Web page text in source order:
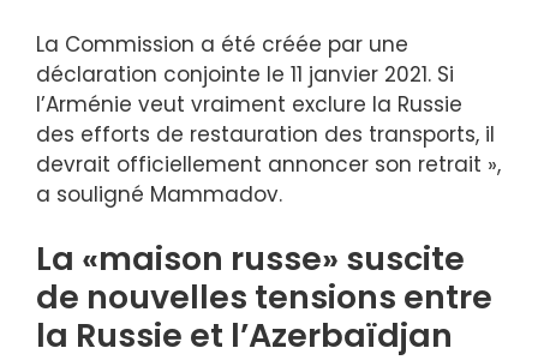
La Commission a été créée par une
déclaration conjointe le 11 janvier 2021. Si
l’Arménie veut vraiment exclure la Russie
des efforts de restauration des transports, il
devrait officiellement annoncer son retrait »,
a souligné Mammadov.
La «maison russe» suscite
de nouvelles tensions entre
la Russie et l’Azerbaïdjan